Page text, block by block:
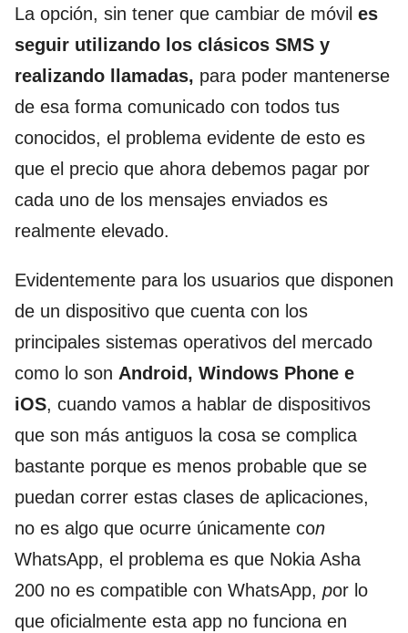
La opción, sin tener que cambiar de móvil es
seguir utilizando los clásicos SMS y
realizando llamadas, para poder mantenerse
de esa forma comunicado con todos tus
conocidos, el problema evidente de esto es
que el precio que ahora debemos pagar por
cada uno de los mensajes enviados es
realmente elevado.
Evidentemente para los usuarios que disponen
de un dispositivo que cuenta con los
principales sistemas operativos del mercado
como lo son Android, Windows Phone e
iOS, cuando vamos a hablar de dispositivos
que son más antiguos la cosa se complica
bastante porque es menos probable que se
puedan correr estas clases de aplicaciones,
no es algo que ocurre únicamente con
WhatsApp, el problema es que Nokia Asha
200 no es compatible con WhatsApp, por lo
que oficialmente esta app no funciona en